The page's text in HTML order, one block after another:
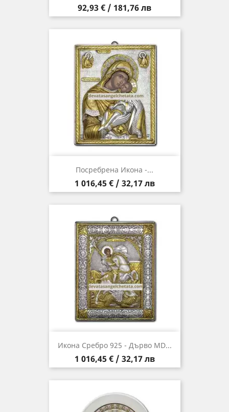
Цена
92,93 € / 181,76 лв
Посребрена Икона -...
Цена
1 016,45 € / 32,17 лв
Икона Сребро 925 - Дърво MD...
Цена
1 016,45 € / 32,17 лв